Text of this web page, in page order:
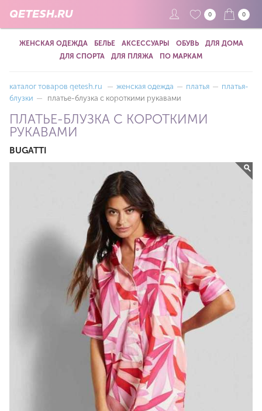
QETESH.RU 0 0
ЖЕНСКАЯ ОДЕЖДА БЕЛЬЕ АКСЕССУАРЫ ОБУВЬ
ДЛЯ ДОМА
ДЛЯ СПОРТА
ДЛЯ ПЛЯЖА ПО МАРКАМ
каталог товаров qetesh.ru — женская одежда — платья — платья-
блузки — платье-блузка с короткими рукавами
ПЛАТЬЕ-БЛУЗКА С КОРОТКИМИ
РУКАВАМИ
BUGATTI